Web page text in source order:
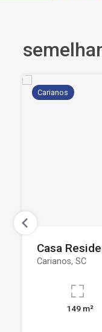
Carianos
Casa
Carianos, SC
149 m²